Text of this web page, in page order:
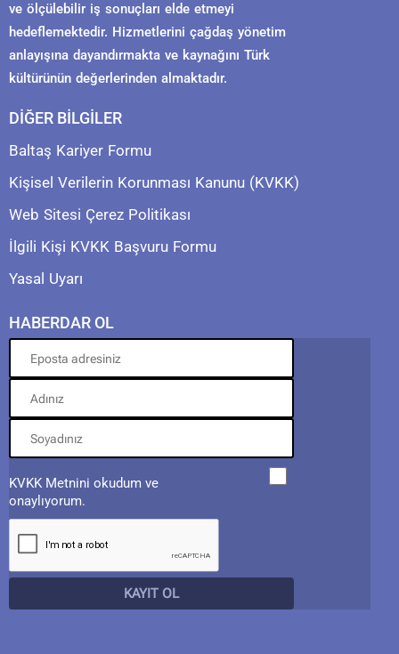
ve ölçülebilir iş sonuçları elde etmeyi
hedeflemektedir. Hizmetlerini çağdaş yönetim
anlayışına dayandırmakta ve kaynağını Türk
kültürünün değerlerinden almaktadır.
DİĞER BİLGİLER
Baltaş Kariyer Formu
Kişisel Verilerin Korunması Kanunu (KVKK)
Web Sitesi Çerez Politikası
İlgili Kişi KVKK Başvuru Formu
Yasal Uyarı
HABERDAR OL
KVKK Metnini okudum ve
onaylıyorum.